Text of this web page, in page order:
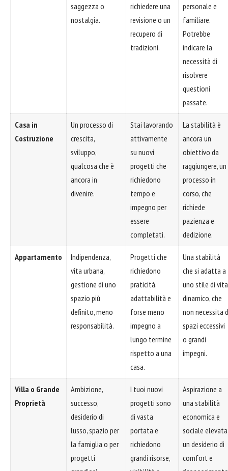
saggezza o
nostalgia.
richiedere una
revisione o un
recupero di
tradizioni.
personale e
familiare.
Potrebbe
indicare la
necessità di
risolvere
questioni
passate.
Casa in
Costruzione
Un processo di
crescita,
sviluppo,
qualcosa che è
ancora in
divenire.
Stai lavorando
attivamente
su nuovi
progetti che
richiedono
tempo e
impegno per
essere
completati.
La stabilità è
ancora un
obiettivo da
raggiungere, un
processo in
corso, che
richiede
pazienza e
dedizione.
Appartamento
Indipendenza,
vita urbana,
gestione di uno
spazio più
definito, meno
responsabilità.
Progetti che
richiedono
praticità,
adattabilità e
forse meno
impegno a
lungo termine
rispetto a una
casa.
Una stabilità
che si adatta a
uno stile di vita
dinamico, che
non necessita
spazi eccessivi
o grandi
impegni.
Villa o Grande
Proprietà
Ambizione,
successo,
desiderio di
lusso, spazio per
la famiglia o per
progetti
I tuoi nuovi
progetti sono
di vasta
portata e
richiedono
grandi risorse,
Aspirazione a
una stabilità
economica e
sociale
un desiderio di
comfort e